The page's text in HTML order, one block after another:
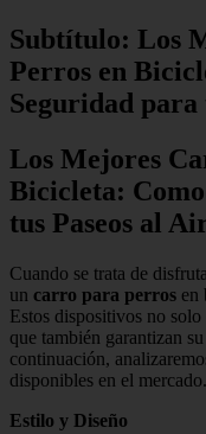
Subtítulo: Los
Perros en
Seguridad
Los Mejores
Bicicleta:
tus Paseos al
Cuando se trata de
un carro para perros en
Estos dispositivos no solo
que también garantizan su
continuación,
disponibles en el mercado.
Estilo y Diseño